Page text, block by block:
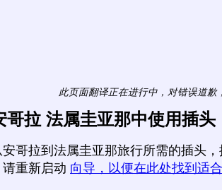
此页面翻译正在进行中，对错误道歉
哥拉 法属圭亚那中使用插头
哥拉到法属圭亚那旅行所需的插头
重新启动 向导，以便在此处找到适